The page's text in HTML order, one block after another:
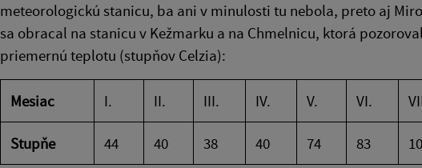
meteorologickú stanicu, ba ani v minulosti tu nebola, preto aj
sa obracal na stanicu v Kežmarku a na Chmelnicu, ktorá
priemernú teplotu (stup­ňov Celzia):
Mesiac I. II. III. IV. V. VI.
Stupňe 44 40 38 40 74 83